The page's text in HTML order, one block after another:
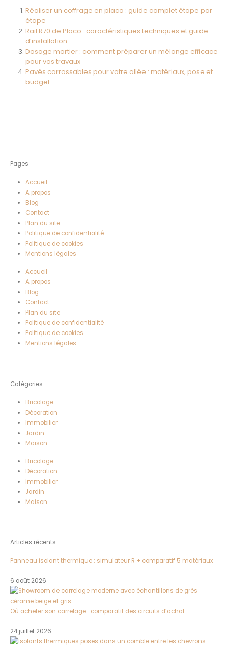
Réaliser un coffrage en placo : guide complet étape par
étape
Rail R70 de Placo : caractéristiques techniques et guide
d’installation
Dosage mortier : comment préparer un mélange efficace
pour vos travaux
Pavés carrossables pour votre allée : matériaux, pose et
budget
Pages
Accueil
A propos
Blog
Contact
Plan du site
Politique de confidentialité
Politique de cookies
Mentions légales
Accueil
A propos
Blog
Contact
Plan du site
Politique de confidentialité
Politique de cookies
Mentions légales
Catégories
Bricolage
Décoration
Immobilier
Jardin
Maison
Bricolage
Décoration
Immobilier
Jardin
Maison
Articles récents
Panneau isolant thermique : simulateur R + comparatif 5 matériaux
6 août 2026
Où acheter son carrelage : comparatif des circuits d’achat
24 juillet 2026